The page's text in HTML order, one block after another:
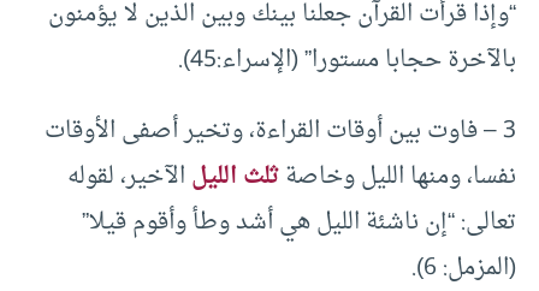
“وإذا قرأت القرآن جعلنا بينك وبين الذين لا يؤمنون
بالآخرة حجابا مستورا” (الإسراء:45).
3 – فاوت بين أوقات القراءة، وتخير أصفى الأوقات
نفسا، ومنها الليل وخاصةثلث الليلالآخير، لقوله
تعالى: “إن ناشئة الليل هي أشد وطأ وأقوم قيلا”
(المزمل: 6).